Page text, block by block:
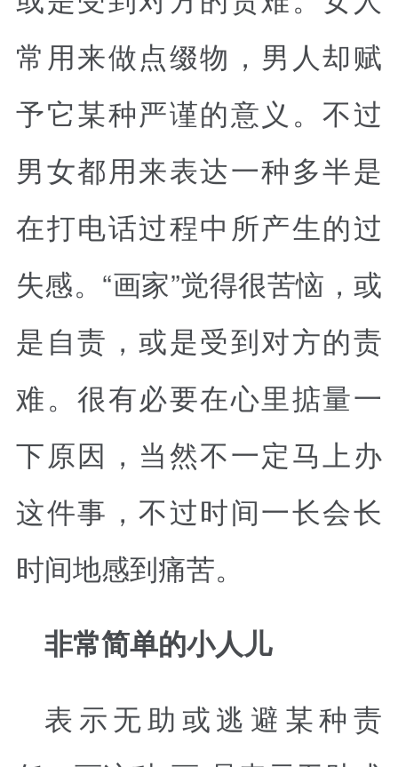
常用来做点缀物，男人却赋
予它某种严谨的意义。不过
男女都用来表达一种多半是
在打电话过程中所产生的过
失感。“画家”觉得很苦恼，或
是自责，或是受到对方的责
难。很有必要在心里掂量一
下原因，当然不一定马上办
这件事，不过时间一长会长
时间地感到痛苦。
非常简单的小人儿
表示无助或逃避某种责